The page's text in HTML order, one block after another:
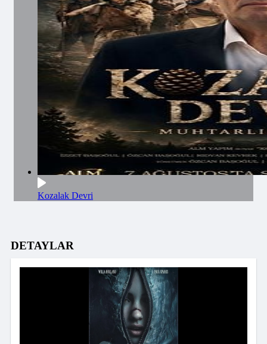
Kozalak Devri
DETAYLAR